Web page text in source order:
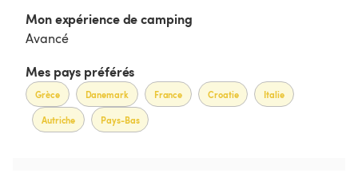
Mon expérience de camping
Avancé
Mes pays préférés
Grèce Danemark France Croatie
Italie
Autriche
Pays-Bas